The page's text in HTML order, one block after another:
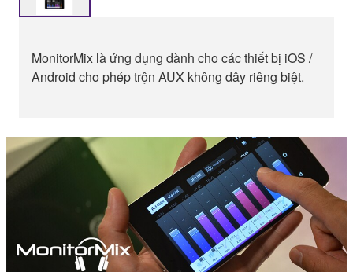
MonitorMix là ứng dụng dành cho các thiết bị iOS /
Android cho phép trộn AUX không dây riêng biệt.